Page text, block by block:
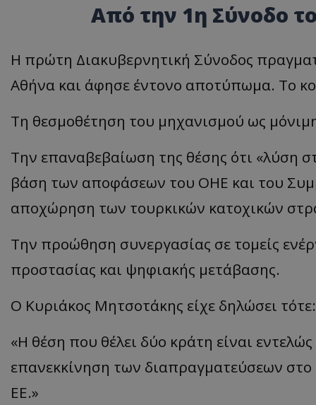
Από την 1η Σύνοδο
Η πρώτη Διακυβερνητική Σύνοδος
Αθήνα και άφησε έντονο αποτύπωμα. Το
Τη θεσμοθέτηση του μηχανισμού ως
Την επαναβεβαίωση της θέσης ότι «λύση
βάση των αποφάσεων του ΟΗΕ και του
αποχώρηση των τουρκικών κατοχικών
Την προώθηση συνεργασίας σε τομείς
προστασίας και ψηφιακής μετάβασης.
Ο Κυριάκος Μητσοτάκης είχε δηλώσει τότε:
«Η θέση που θέλει δύο κράτη είναι
επανεκκίνηση των διαπραγματεύσεων
ΕΕ.»
__cf_bm
__cf_bm
ASP.NET_SessionId
msToken